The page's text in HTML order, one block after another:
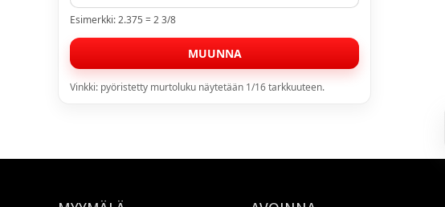
Esimerkki: 2.375 = 2 3/8
MUUNNA
Vinkki: pyöristetty murtoluku näytetään 1/16 tarkkuuteen.